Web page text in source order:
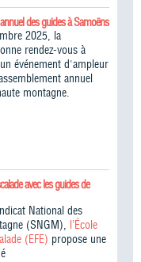
des guides à Samoëns
2025, la
rendez-vous à
événement d'ampleur
annuel
montagne.
avec les guides de
National des
(SNGM), l’École
(EFE) propose une